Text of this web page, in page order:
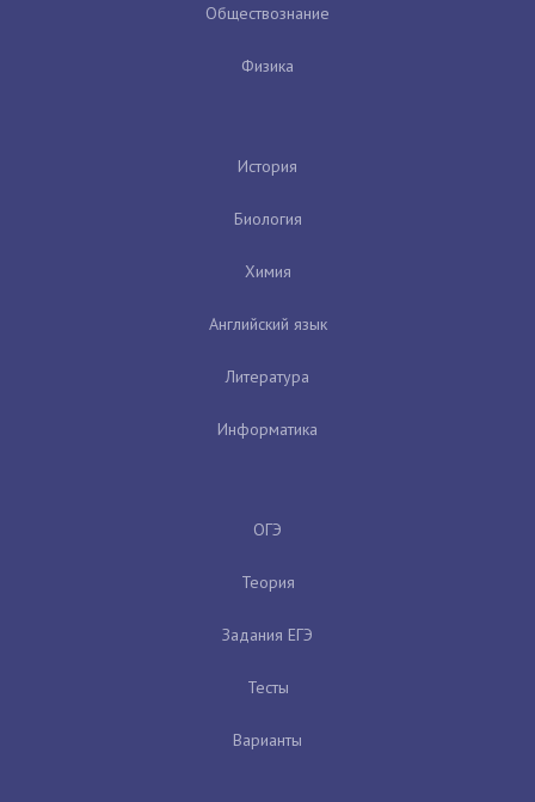
Обществознание
Физика
История
Биология
Химия
Английский язык
Литература
Информатика
ОГЭ
Теория
Задания ЕГЭ
Тесты
Варианты